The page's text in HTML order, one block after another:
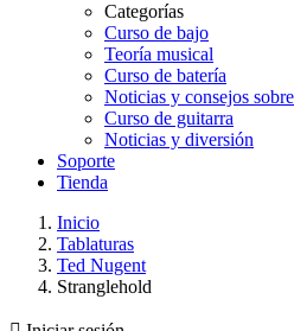
Categorías
Curso de bajo
Teoría musical
Curso de batería
Noticias y consejos
Curso de guitarra
Noticias y diversión
Soporte
Tienda
Inicio
Tablaturas
Ted Nugent
Stranglehold